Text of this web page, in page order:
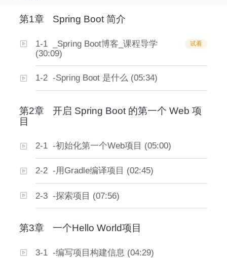
第1章 Spring Boot 简介
1-1 _Spring Boot博客_课程导学
(30:09)
试看
1-2 -Spring Boot 是什么 (05:34)
第2章
开启 Spring Boot 的第一个 Web 项
目
2-1 -初始化第一个Web项目 (05:00)
2-2 -用Gradle编译项目 (02:45)
2-3 -探索项目 (07:56)
第3章 一个Hello World项目
3-1 -编写项目构建信息 (04:29)